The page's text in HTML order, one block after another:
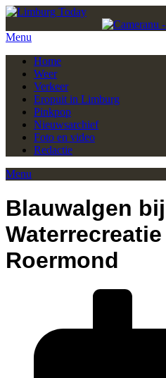
Menu
Home
Weer
Verkeer
Eropuit in Limburg
Pinkpop
Nieuwsarchief
Foto en video
Redactie
Menu
Blauwalgen bij
Roermond